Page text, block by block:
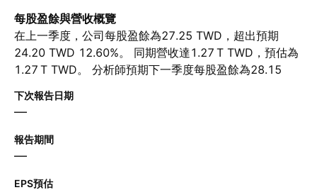
每股盈餘與營收概覽
在上一季度，公司每股盈餘為27.25 TWD，超出預期
24.20 TWD 12.60%。 同期營收達‪1.27 T‬ TWD，預估為‪
1.27 T‬ TWD。 分析師預期下一季度每股盈餘為28.15
TWD，營收為‪1.45 T‬ TWD。
下次報告日期
—
報告期間
—
EPS預估